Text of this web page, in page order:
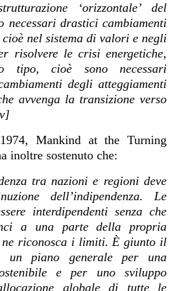
‘orizzontale’ del
necessari drastici cambiamenti
nel sistema di valori e negli
risolvere le crisi energetiche,
tipo, cioè sono necessari
degli atteggiamenti
avvenga la transizione verso
Mankind at the Turning
inoltre sostenuto che:
tra nazioni e regioni deve
dell’indipendenza. Le
interdipendenti senza che
a una parte della propria
ne riconosca i limiti. È giunto il
un piano generale per una
e per uno sviluppo
globale di tutte le